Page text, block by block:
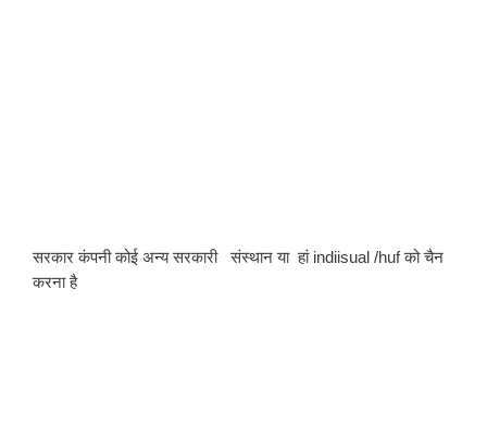
सरकार कंपनी कोई अन्य सरकारी   संस्थान या  हां indiisual /huf को चैन
करना है